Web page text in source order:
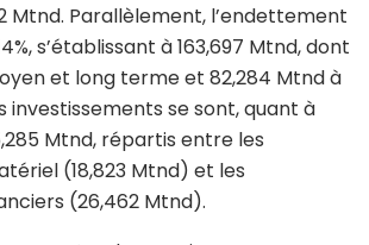
Mtnd. Parallèlement, l’endettement
s’établissant à 163,697 Mtnd, dont
et long terme et 82,284 Mtnd à
investissements se sont, quant à
Mtnd, répartis entre les
(18,823 Mtnd) et les
(26,462 Mtnd).